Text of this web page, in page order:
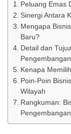
Peluang Emas
Sinergi Antara
Mengapa
Baru?
Detail dan
Kenapa
Poin-Poin
Wilayah
Rangkuman: